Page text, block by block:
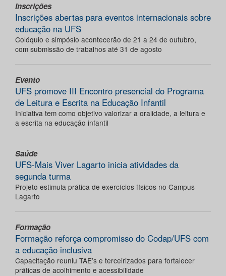
Inscrições
Inscrições abertas para eventos internacionais sobre
educação na UFS
Colóquio e simpósio acontecerão de 21 a 24 de outubro,
com submissão de trabalhos até 31 de agosto
Evento
UFS promove III Encontro presencial do Programa
de Leitura e Escrita na Educação Infantil
Iniciativa tem como objetivo valorizar a oralidade, a leitura e
a escrita na educação infantil
Saúde
UFS-Mais Viver Lagarto inicia atividades da
segunda turma
Projeto estimula prática de exercícios físicos no Campus
Lagarto
Formação
Formação reforça compromisso do Codap/UFS com
a educação inclusiva
Capacitação reuniu TAE’s e terceirizados para fortalecer
práticas de acolhimento e acessibilidade